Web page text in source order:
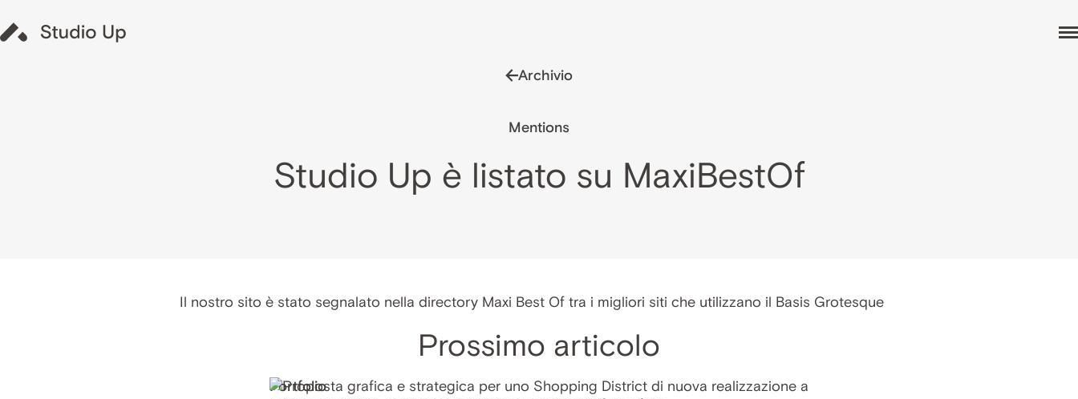
Archivio
Mentions
Studio Up è listato su MaxiBestOf
Il nostro sito è stato segnalato nella directory Maxi Best Of tra i migliori siti che utilizzano il Basis Grotesque
Prossimo articolo
Portfolio